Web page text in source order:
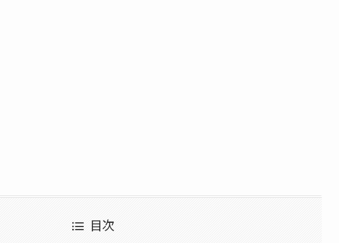
目次